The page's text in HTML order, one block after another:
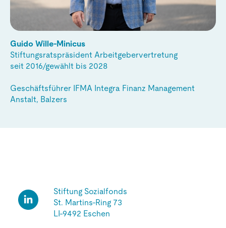
Guido Wille-Minicus
Stiftungsratspräsident Arbeitgebervertretung
seit 2016/gewählt bis 2028
Geschäftsführer IFMA Integra Finanz Management
Anstalt, Balzers
Stiftung Sozialfonds
St. Martins-Ring 73
LI-9492 Eschen